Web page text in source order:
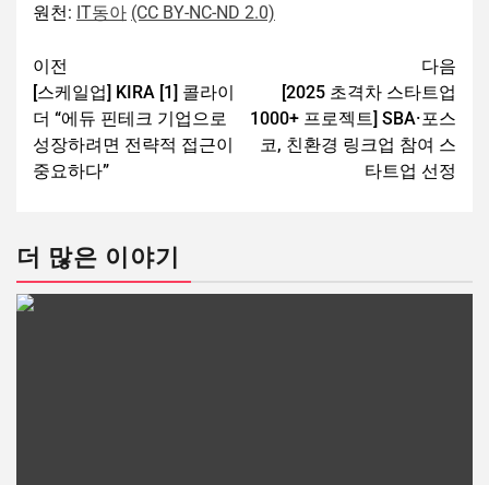
원천: IT동아 (CC BY-NC-ND 2.0)
이전
[스케일업] KIRA [1] 콜라이
더 “에듀 핀테크 기업으로
성장하려면 전략적 접근이
중요하다”
다음
[2025 초격차 스타트업
1000+ 프로젝트] SBA·포스
코, 친환경 링크업 참여 스
타트업 선정
더 많은 이야기